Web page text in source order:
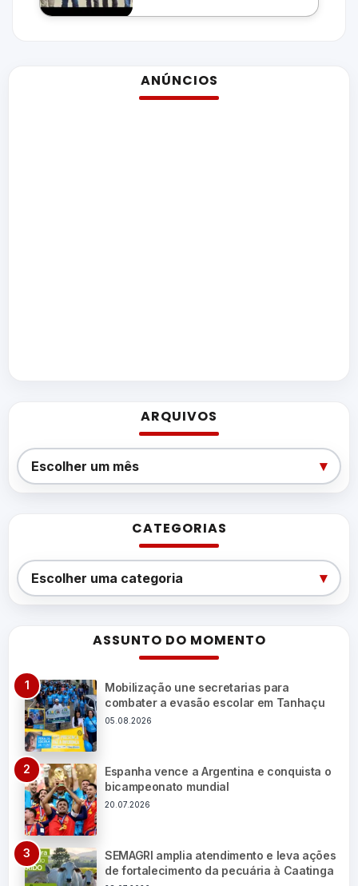
ANÚNCIOS
ARQUIVOS
Arquivos
Escolher um mês ▾
CATEGORIAS
Categorias
Escolher uma categoria ▾
ASSUNTO DO MOMENTO
Mobilização une secretarias para
combater a evasão escolar em Tanhaçu
05.08.2026
Espanha vence a Argentina e conquista o
bicampeonato mundial
20.07.2026
SEMAGRI amplia atendimento e leva ações
de fortalecimento da pecuária à Caatinga